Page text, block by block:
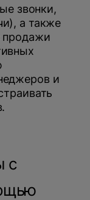
звонки,
а также
продажи
и
с